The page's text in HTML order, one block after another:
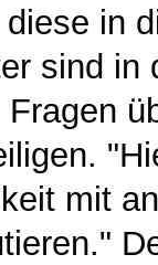
in
sind in
mit